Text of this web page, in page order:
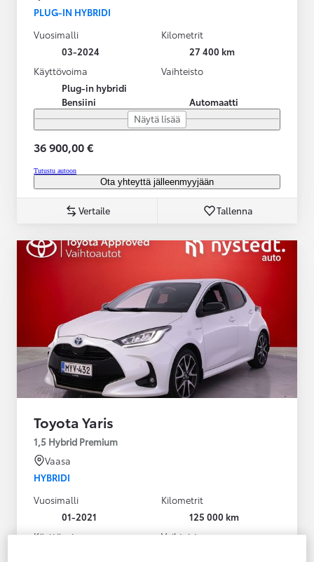
PLUG-IN HYBRIDI
Vuosimalli
03-2024
Kilometrit
27 400 km
Käyttövoima
Plug-in hybridi
Bensiini
Vaihteisto
Automaatti
Näytä lisää
36 900,00 €
Tutustu autoon
Ota yhteyttä jälleenmyyjään
Vertaile Tallenna
Toyota Yaris
1,5 Hybrid Premium
Vaasa
HYBRIDI
Vuosimalli
01-2021
Kilometrit
125 000 km
Käyttövoima
Vaihteisto